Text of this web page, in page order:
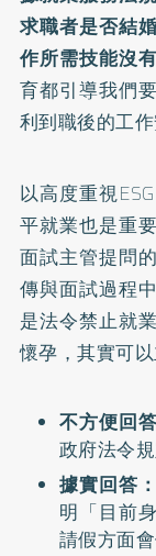
求職者是否結
作所需技能沒
育都引導我們
利到職後的工作
以高度重視
平就業也是重
面試主管提問
傳與面試過程
是法令禁止就
懷孕，其實可
不方便回
政府法令
據實回答：
明「目前
請假方面